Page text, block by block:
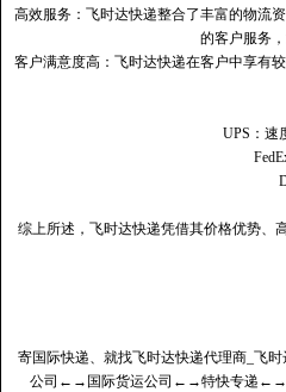
高效服务：飞时达快递整合了丰富的物流
的客户服务
客户满意度高‌：飞时达快递在客户中享有
UPS：速
综上所述，飞时达快递凭借其价格优势、
寄国际快递、就找飞时达快递代理商_飞
公司 ←→ 国际货运公司 ←→特快专递 ←→